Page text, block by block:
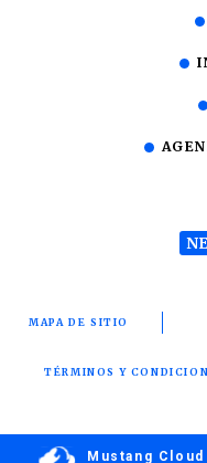
MAPA DE SITIO
TÉRMINOS Y
Mustang Cloud